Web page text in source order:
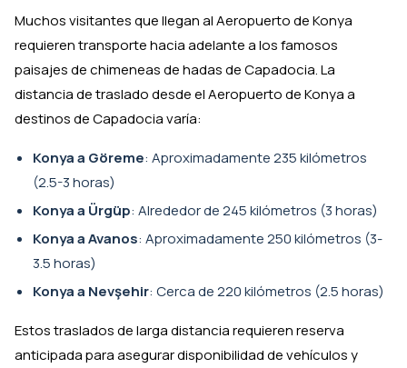
Muchos visitantes que llegan al Aeropuerto de Konya
requieren transporte hacia adelante a los famosos
paisajes de chimeneas de hadas de Capadocia. La
distancia de traslado desde el Aeropuerto de Konya a
destinos de Capadocia varía:
Konya a Göreme: Aproximadamente 235 kilómetros
(2.5-3 horas)
Konya a Ürgüp: Alrededor de 245 kilómetros (3 horas)
Konya a Avanos: Aproximadamente 250 kilómetros (3-
3.5 horas)
Konya a Nevşehir: Cerca de 220 kilómetros (2.5 horas)
Estos traslados de larga distancia requieren reserva
anticipada para asegurar disponibilidad de vehículos y